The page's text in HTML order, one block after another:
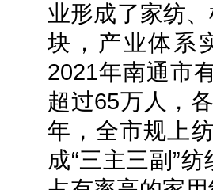
业形成了家纺
块，产业体系
2021年南通市
超过65万人，
年，全市规上
成“三主三副”